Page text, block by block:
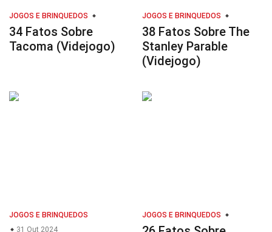
JOGOS E BRINQUEDOS
34 Fatos Sobre
Tacoma (Videjogo)
JOGOS E BRINQUEDOS
38 Fatos Sobre The
Stanley Parable
(Videjogo)
JOGOS E BRINQUEDOS
31 Out 2024
JOGOS E BRINQUEDOS